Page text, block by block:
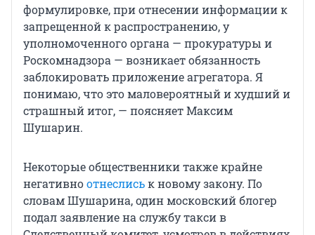
формулировке, при отнесении информации к
запрещенной к распространению, у
уполномоченного органа — прокуратуры и
Роскомнадзора — возникает обязанность
заблокировать приложение агрегатора. Я
понимаю, что это маловероятный и худший и
страшный итог, — поясняет Максим
Шушарин.
Некоторые общественники также крайне
негативноотнеслиськ новому закону. По
словам Шушарина, один московский блогер
подал заявление на службу такси в